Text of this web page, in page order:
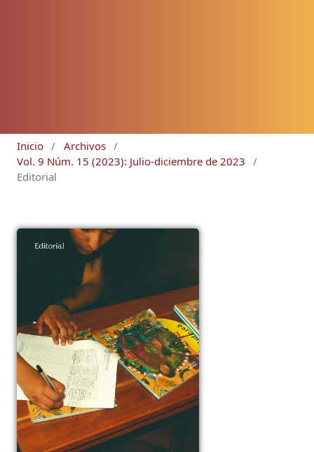
Inicio / Archivos /
Vol. 9 Núm. 15 (2023): Julio-diciembre de 2023
/
Editorial